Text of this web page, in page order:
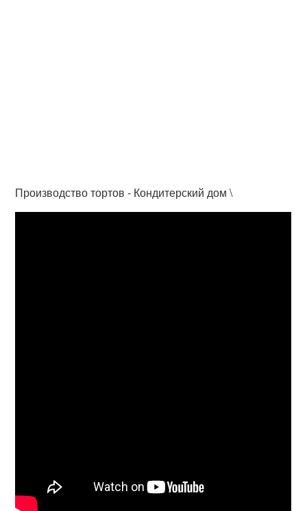
Производство тортов - Кондитерский дом \